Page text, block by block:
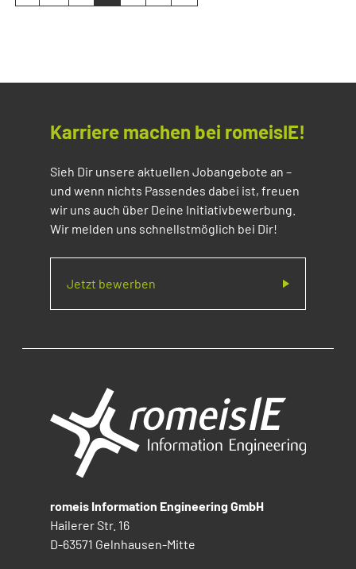
Karriere machen bei romeisIE!
Sieh Dir unsere aktuellen Jobangebote an –
und wenn nichts Passendes dabei ist, freuen
wir uns auch über Deine Initiativbewerbung.
Wir melden uns schnellstmöglich bei Dir!
Jetzt bewerben
romeis Information Engineering GmbH
Hailerer Str. 16
D-63571 Gelnhausen-Mitte